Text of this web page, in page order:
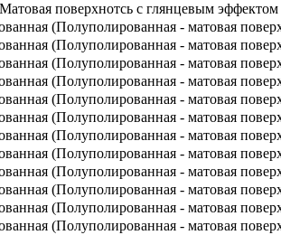
поверхнотсь с глянцевым эффектом
(Полуполированная - матовая
(Полуполированная - матовая
(Полуполированная - матовая
(Полуполированная - матовая
(Полуполированная - матовая
(Полуполированная - матовая
(Полуполированная - матовая
(Полуполированная - матовая
(Полуполированная - матовая
(Полуполированная - матовая
(Полуполированная - матовая
(Полуполированная - матовая